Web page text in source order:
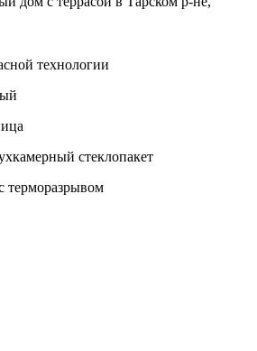
технологии
стеклопакет
терморазрывом